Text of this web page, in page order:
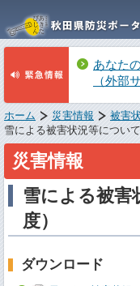
あなた
（外部
ホーム 災害情報
被害
雪による被害状況等につい
災害情報
雪による被害
度）
ダウンロード